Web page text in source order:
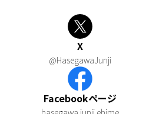
X
@HasegawaJunji
Facebookページ